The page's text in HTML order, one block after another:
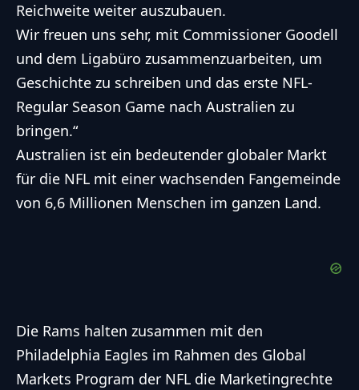
Reichweite weiter auszubauen.
Wir freuen uns sehr, mit Commissioner Goodell
und dem Ligabüro zusammenzuarbeiten, um
Geschichte zu schreiben und das erste NFL-
Regular Season Game nach Australien zu
bringen.“
Australien ist ein bedeutender globaler Markt
für die NFL mit einer wachsenden Fangemeinde
von 6,6 Millionen Menschen im ganzen Land.
Die Rams halten zusammen mit den
Philadelphia Eagles im Rahmen des Global
Markets Program der NFL die Marketingrechte